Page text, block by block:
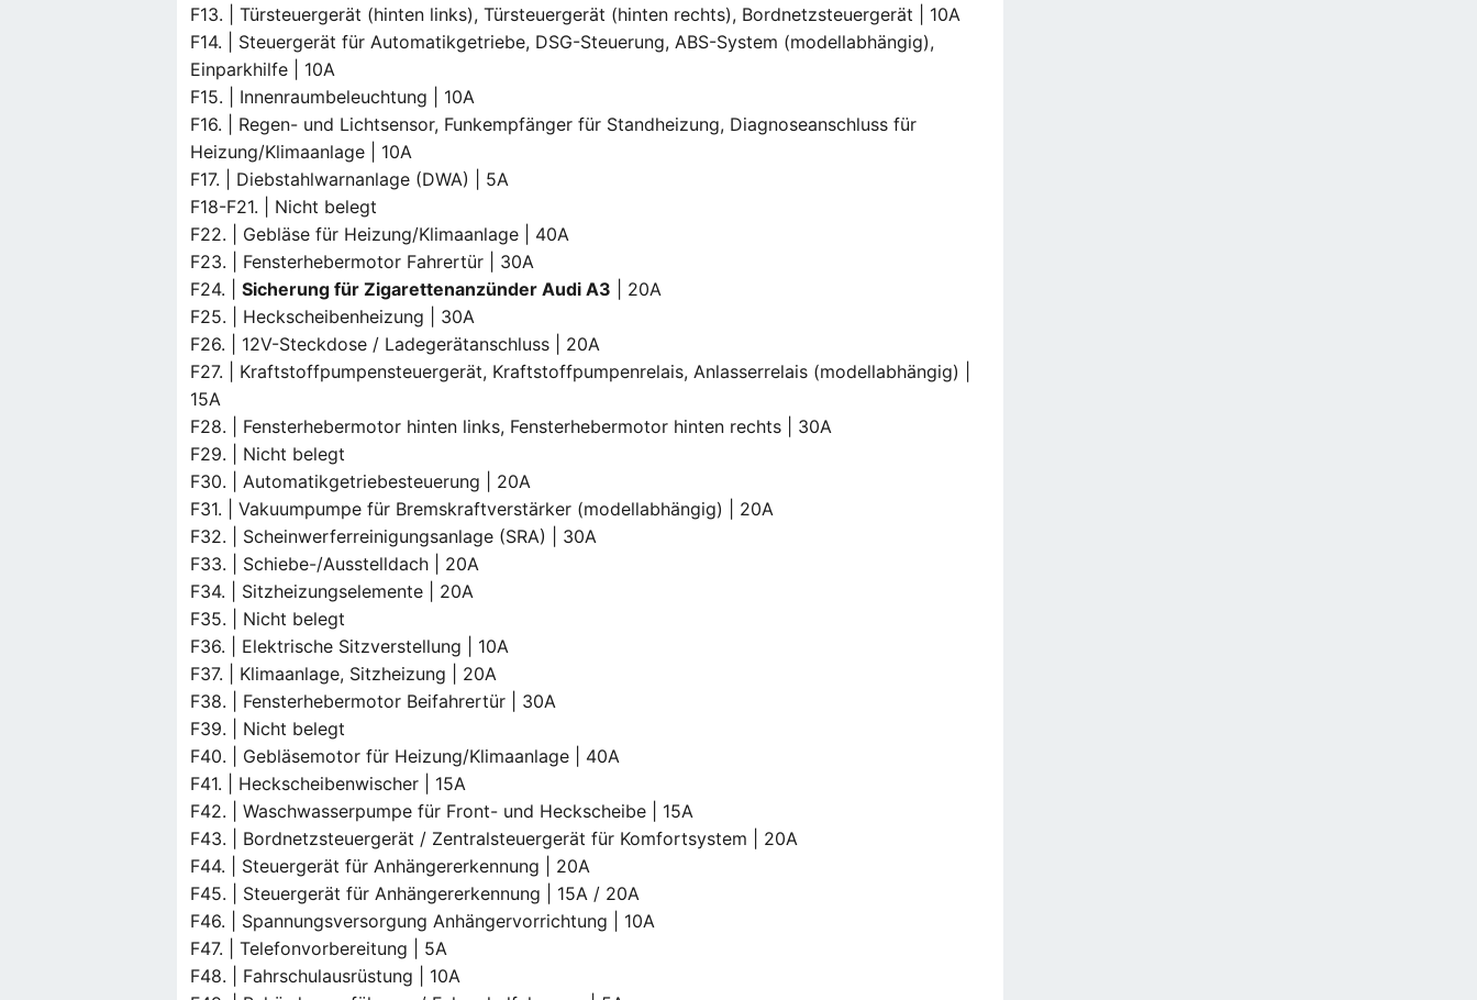
F13. | Türsteuergerät (hinten links), Türsteuergerät (hinten rechts), Bordnetzsteuergerät | 10A
F14. | Steuergerät für Automatikgetriebe, DSG-Steuerung, ABS-System (modellabhängig),
Einparkhilfe | 10A
F15. | Innenraumbeleuchtung | 10A
F16. | Regen- und Lichtsensor, Funkempfänger für Standheizung, Diagnoseanschluss für
Heizung/Klimaanlage | 10A
F17. | Diebstahlwarnanlage (DWA) | 5A
F18-F21. | Nicht belegt
F22. | Gebläse für Heizung/Klimaanlage | 40A
F23. | Fensterhebermotor Fahrertür | 30A
F24. |Sicherung für Zigarettenanzünder Audi A3 | 20A
F25. | Heckscheibenheizung | 30A
F26. | 12V-Steckdose / Ladegerätanschluss | 20A
F27. | Kraftstoffpumpensteuergerät, Kraftstoffpumpenrelais, Anlasserrelais (modellabhängig) |
15A
F28. | Fensterhebermotor hinten links, Fensterhebermotor hinten rechts | 30A
F29. | Nicht belegt
F30. | Automatikgetriebesteuerung | 20A
F31. | Vakuumpumpe für Bremskraftverstärker (modellabhängig) | 20A
F32. | Scheinwerferreinigungsanlage (SRA) | 30A
F33. | Schiebe-/Ausstelldach | 20A
F34. | Sitzheizungselemente | 20A
F35. | Nicht belegt
F36. | Elektrische Sitzverstellung | 10A
F37. | Klimaanlage, Sitzheizung | 20A
F38. | Fensterhebermotor Beifahrertür | 30A
F39. | Nicht belegt
F40. | Gebläsemotor für Heizung/Klimaanlage | 40A
F41. | Heckscheibenwischer | 15A
F42. | Waschwasserpumpe für Front- und Heckscheibe | 15A
F43. | Bordnetzsteuergerät / Zentralsteuergerät für Komfortsystem | 20A
F44. | Steuergerät für Anhängererkennung | 20A
F45. | Steuergerät für Anhängererkennung | 15A / 20A
F46. | Spannungsversorgung Anhängervorrichtung | 10A
F47. | Telefonvorbereitung | 5A
F48. | Fahrschulausrüstung | 10A